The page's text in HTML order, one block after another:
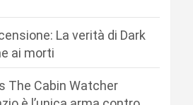
La verità di Dark
ai morti
The Cabin Watcher